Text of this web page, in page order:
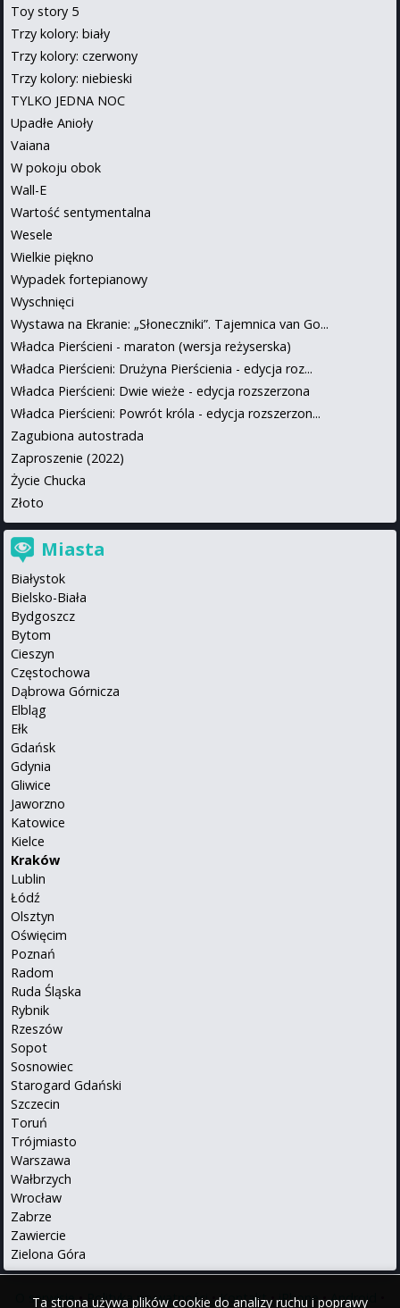
Ta strona używa plików cookie do analizy ruchu i poprawy
Toy story 5
Trzy kolory: biały
Trzy kolory: czerwony
Trzy kolory: niebieski
TYLKO JEDNA NOC
Upadłe Anioły
Vaiana
W pokoju obok
Wall-E
Wartość sentymentalna
Wesele
Wielkie piękno
Wypadek fortepianowy
Wyschnięci
Wystawa na Ekranie: „Słoneczniki”. Tajemnica van Go...
Władca Pierścieni - maraton (wersja reżyserska)
Władca Pierścieni: Drużyna Pierścienia - edycja roz...
Władca Pierścieni: Dwie wieże - edycja rozszerzona
Władca Pierścieni: Powrót króla - edycja rozszerzon...
Zagubiona autostrada
Zaproszenie (2022)
Życie Chucka
Złoto
Miasta
Białystok
Bielsko-Biała
Bydgoszcz
Bytom
Cieszyn
Częstochowa
Dąbrowa Górnicza
Elbląg
Ełk
Gdańsk
Gdynia
Gliwice
Jaworzno
Katowice
Kielce
Kraków
Lublin
Łódź
Olsztyn
Oświęcim
Poznań
Radom
Ruda Śląska
Rybnik
Rzeszów
Sopot
Sosnowiec
Starogard Gdański
Szczecin
Toruń
Trójmiasto
Warszawa
Wałbrzych
Wrocław
Zabrze
Zawiercie
Zielona Góra
O serwisie•Polityka prywatności•Kontakt•iPhone•Android